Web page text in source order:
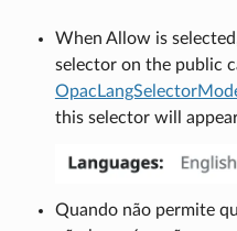
When Allow is
selector on the public
this selector will
Quando não permite